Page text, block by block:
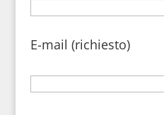
E-mail (richiesto)